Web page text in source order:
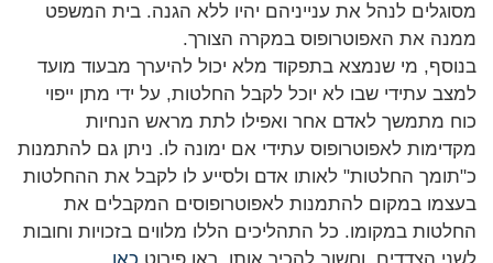
מסוגלים לנהל את ענייניהם יהיו ללא הגנה. בית המשפט
ממנה את האפוטרופוס במקרה הצורך.
בנוסף, מי שנמצא בתפקוד מלא יכול להיערך מבעוד מועד
למצב עתידי שבו לא יוכל לקבל החלטות, על ידי מתן ייפוי
כוח מתמשך לאדם אחר ואפילו לתת מראש הנחיות
מקדימות לאפוטרופוס עתידי אם ימונה לו. ניתן גם להתמנות
כ"תומך החלטות" לאותו אדם ולסייע לו לקבל את ההחלטות
בעצמו במקום להתמנות לאפוטרופוסים המקבלים את
החלטות במקומו. כל התהליכים הללו מלווים בזכויות וחובות